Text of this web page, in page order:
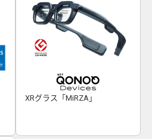
XRグラス「MiRZA」